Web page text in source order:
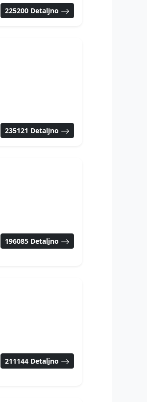
225200 Detaljno
235121 Detaljno
196085 Detaljno
211144 Detaljno